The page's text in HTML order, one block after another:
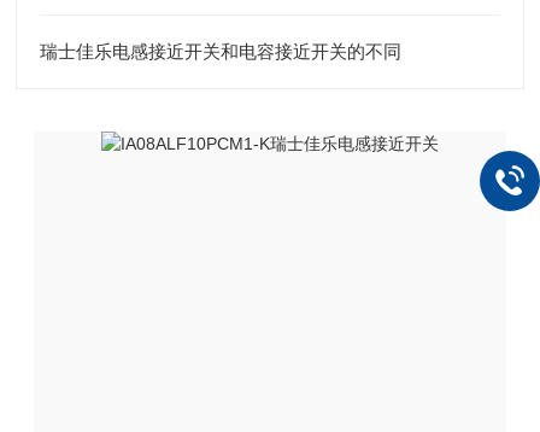
瑞士佳乐电感接近开关和电容接近开关的不同